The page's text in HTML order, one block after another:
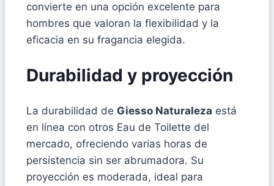
convierte en una opción excelente para
hombres que valoran la flexibilidad y la
eficacia en su fragancia elegida.
Durabilidad y proyección
La durabilidad de Giesso Naturaleza está
en línea con otros Eau de Toilette del
mercado, ofreciendo varias horas de
persistencia sin ser abrumadora. Su
proyección es moderada, ideal para